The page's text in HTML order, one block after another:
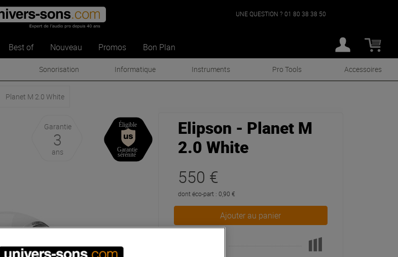
Best of Nouveau Promos Bon Plan
UNE QUESTION ? 01 80 38 38 50
Sonorisation Informatique Instruments Pro Tools Accessoires
Planet M 2.0 White
Garantie
3
ans
Elipson - Planet M
2.0 White
550 €
dont éco-part : 0,90 €
Ajouter au panier